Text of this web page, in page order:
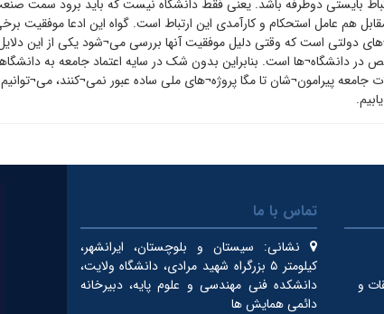
بایستی دوطرفه باشد. یعنی فقط دانشگاه نیست که باید برود سمت
هم عامل استحکام و کارآمدی این ارتباط است. گواه این ادعا موفقیت
دولتی است که وقتی دلیل موفقیت آنها بررسی می¬شود یکی از این
دانشگاه¬ها است. بنابراین بدون شک در سایه اعتماد جامعه به
جامعه پیرامون¬شان تا مگا پروژه¬های ملی ساده عبور نمی¬کنند،
و
تماس با ما
نشانی: سیستان و بلوچستان، ایرانشهر،
کیلومتر ۵ بزرگراه شهید مرادی، دانشگاه ولایت،
دانشکده فنی مهندسی و علوم پایه، دبیرخانه
دائمی همایش ها